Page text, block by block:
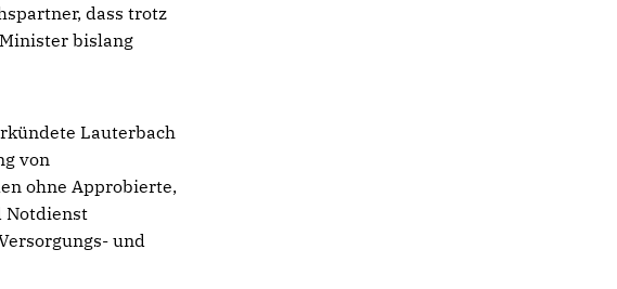
dass trotz
bislang
Lauterbach
von
ohne Approbierte,
Notdienst
und